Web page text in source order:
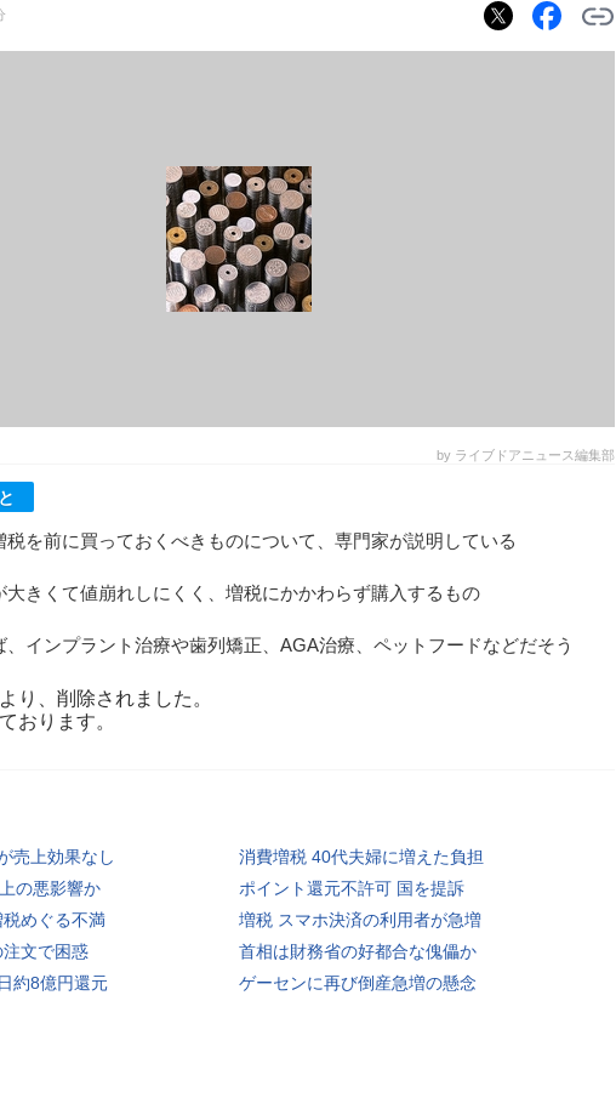
by ライブドアニュース編集部
税を前に買っておくべきものについて、専門家が説明している
大きくて値崩れしにくく、増税にかかわらず購入するもの
、インプラント治療や歯列矯正、AGA治療、ペットフードなどだそう
り、削除されました。
おります。
売上効果なし
消費増税 40代夫婦に増えた負担
の悪影響か
ポイント還元不許可 国を提訴
めぐる不満
増税 スマホ決済の利用者が急増
文で困惑
首相は財務省の好都合な傀儡か
約8億円還元
ゲーセンに再び倒産急増の懸念